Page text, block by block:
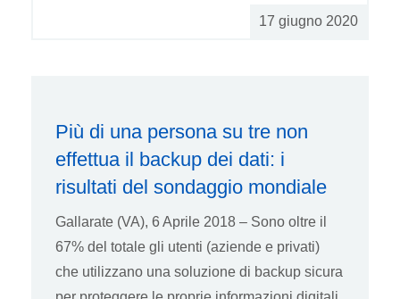
17 giugno 2020
Più di una persona su tre non
effettua il backup dei dati: i
risultati del sondaggio mondiale
Gallarate (VA), 6 Aprile 2018 – Sono oltre il
67% del totale gli utenti (aziende e privati)
che utilizzano una soluzione di backup sicura